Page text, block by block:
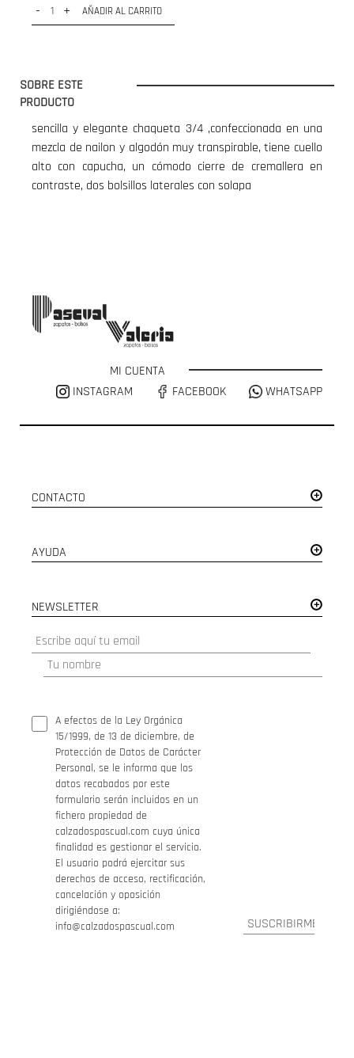
- + AÑADIR AL CARRITO
SOBRE ESTE
PRODUCTO
sencilla y elegante chaqueta 3/4 ,confeccionada en una
mezcla de nailon y algodón muy transpirable, tiene cuello
alto con capucha, un cómodo cierre de cremallera en
contraste, dos bolsillos laterales con solapa
MI CUENTA
INSTAGRAM
FACEBOOK WHATSAPP
CONTACTO
AYUDA
NEWSLETTER
A efectos de la Ley Orgánica
15/1999, de 13 de diciembre, de
Protección de Datos de Carácter
Personal, se le informa que los
datos recabados por este
formulario serán incluidos en un
fichero propiedad de
calzadospascual.com cuya única
finalidad es gestionar el servicio.
El usuario podrá ejercitar sus
derechos de acceso, rectificación,
cancelación y oposición
dirigiéndose a:
info@calzadospascual.com